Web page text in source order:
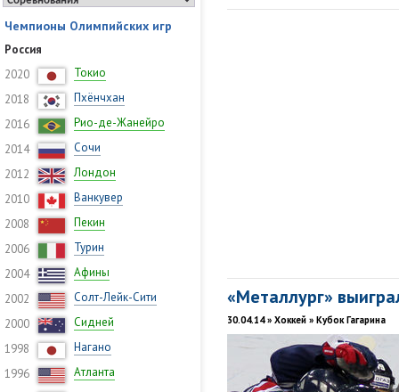
Чемпионы Олимпийских игр
Россия
2020
Токио
2018
Пхёнчхан
2016
Рио-де-Жанейро
2014
Сочи
2012
Лондон
2010
Ванкувер
2008
Пекин
2006
Турин
2004
Афины
2002
Солт-Лейк-Сити
2000
Сидней
1998
Нагано
1996
Атланта
«Металлург»
30.04.14 » Хоккей » Кубок Гагарина